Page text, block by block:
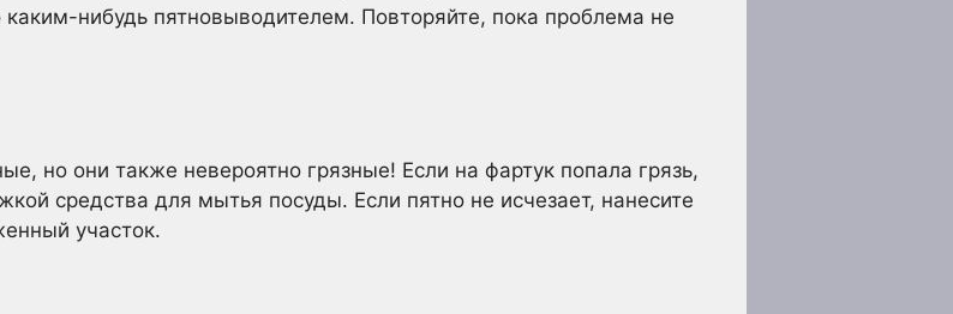
каким-нибудь пятновыводителем. Повторяйте, пока проблема не
но они также невероятно грязные! Если на фартук попала грязь,
средства для мытья посуды. Если пятно не исчезает, нанесите
участок.